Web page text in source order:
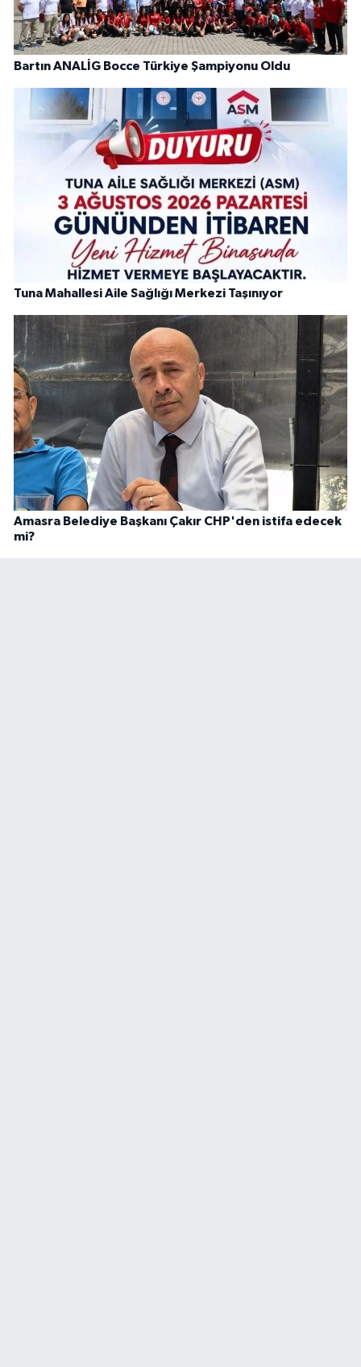
Bartın ANALİG Bocce Türkiye Şampiyonu Oldu
Tuna Mahallesi Aile Sağlığı Merkezi Taşınıyor
Amasra Belediye Başkanı Çakır CHP'den istifa edecek
mi?